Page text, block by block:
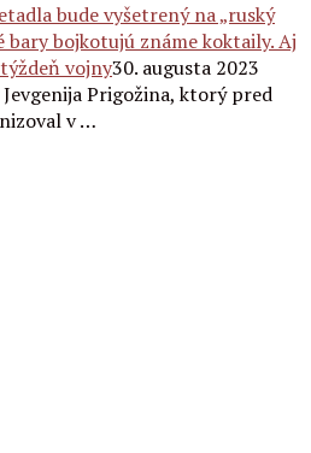
bude vyšetrený na „ruský
bary bojkotujú známe koktaily. Aj
vojny30. augusta 2023
Prigožina, ktorý pred
v …